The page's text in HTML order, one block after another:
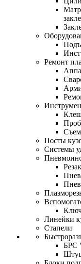
Ремонт
Посты
Системы
Линейки
Стапели
БРС